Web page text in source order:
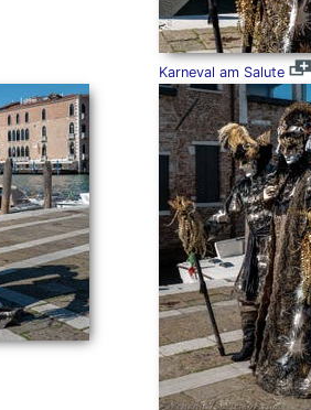
Karneval am Salute